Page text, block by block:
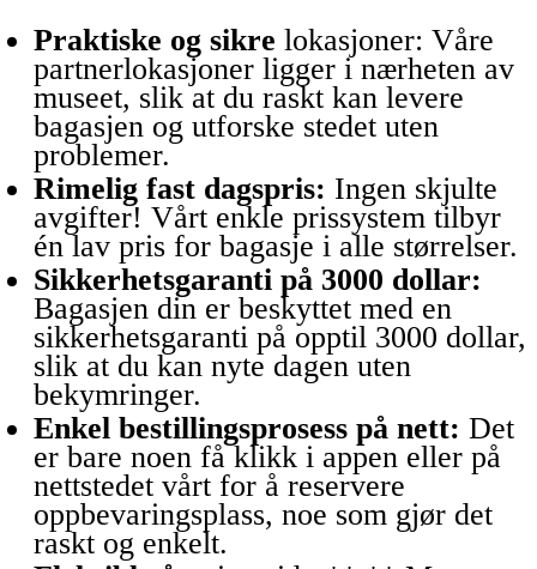
Praktiske og sikre lokasjoner: Våre
partnerlokasjoner ligger i nærheten av
museet, slik at du raskt kan levere
bagasjen og utforske stedet uten
problemer.
Rimelig fast dagspris: Ingen skjulte
avgifter! Vårt enkle prissystem tilbyr
én lav pris for bagasje i alle størrelser.
Sikkerhetsgaranti på 3000 dollar:
Bagasjen din er beskyttet med en
sikkerhetsgaranti på opptil 3000 dollar,
slik at du kan nyte dagen uten
bekymringer.
Enkel bestillingsprosess på nett: Det
er bare noen få klikk i appen eller på
nettstedet vårt for å reservere
oppbevaringsplass, noe som gjør det
raskt og enkelt.